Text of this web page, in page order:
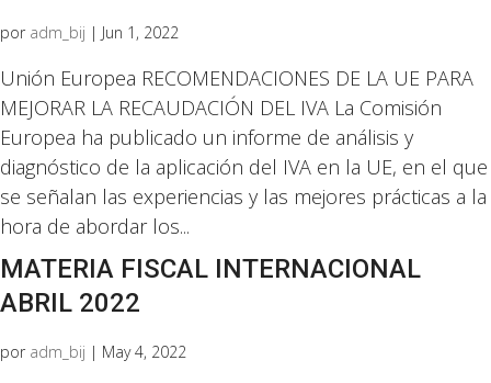
por adm_bij | Jun 1, 2022
Unión Europea RECOMENDACIONES DE LA UE PARA
MEJORAR LA RECAUDACIÓN DEL IVA La Comisión
Europea ha publicado un informe de análisis y
diagnóstico de la aplicación del IVA en la UE, en el que
se señalan las experiencias y las mejores prácticas a la
hora de abordar los...
MATERIA FISCAL INTERNACIONAL
ABRIL 2022
por adm_bij | May 4, 2022